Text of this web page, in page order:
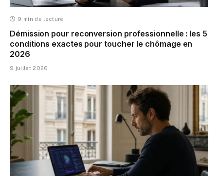
9 min de lecture
Démission pour reconversion professionnelle : les 5
conditions exactes pour toucher le chômage en
2026
9 juillet 2026